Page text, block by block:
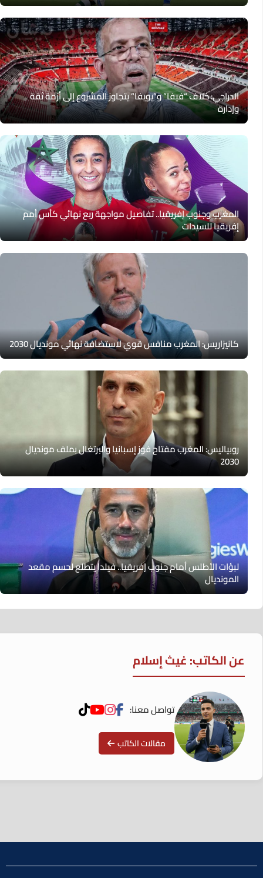
الدراجي: خلاف “فيفا” و”يويفا” يتجاوز المشروع إلى أزمة ثقة
وإدارة
المغرب وجنوب إفريقيا.. تفاصيل مواجهة ربع نهائي كأس أمم
إفريقيا للسيدات
كانيزاريس: المغرب منافس قوي لاستضافة نهائي مونديال 2030
روبياليس: المغرب مفتاح فوز إسبانيا والبرتغال بملف مونديال
2030
لبؤات الأطلس أمام جنوب إفريقيا.. فيلدا يتطلع لحسم مقعد
المونديال
عن الكاتب: غيث إسلام
تواصل معنا:
مقالات الكاتب